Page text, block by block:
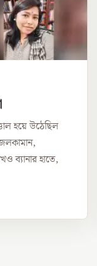
হয়ে উঠেছিল
ব্যানার হাতে,